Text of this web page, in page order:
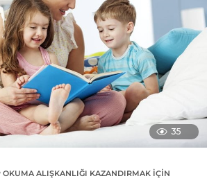
35
ALIŞKANLIĞI KAZANDIRMAK İÇIN